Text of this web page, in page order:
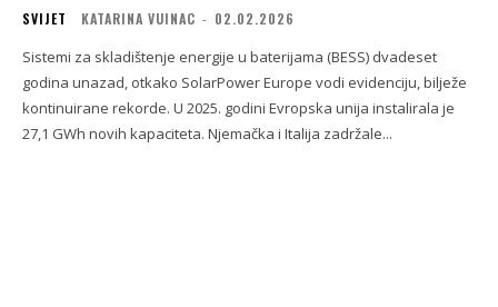
SVIJET KATARINA VUINAC - 02.02.2026
Sistemi za skladištenje energije u baterijama (BESS) dvadeset
godina unazad, otkako SolarPower Europe vodi evidenciju, bilježe
kontinuirane rekorde. U 2025. godini Evropska unija instalirala je
27,1 GWh novih kapaciteta. Njemačka i Italija zadržale...